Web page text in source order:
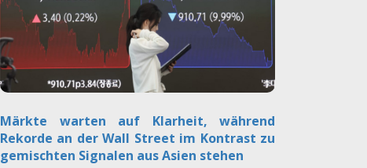
Märkte warten auf Klarheit, während
Rekorde an der Wall Street im Kontrast zu
gemischten Signalen aus Asien stehen